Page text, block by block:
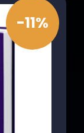
-11%